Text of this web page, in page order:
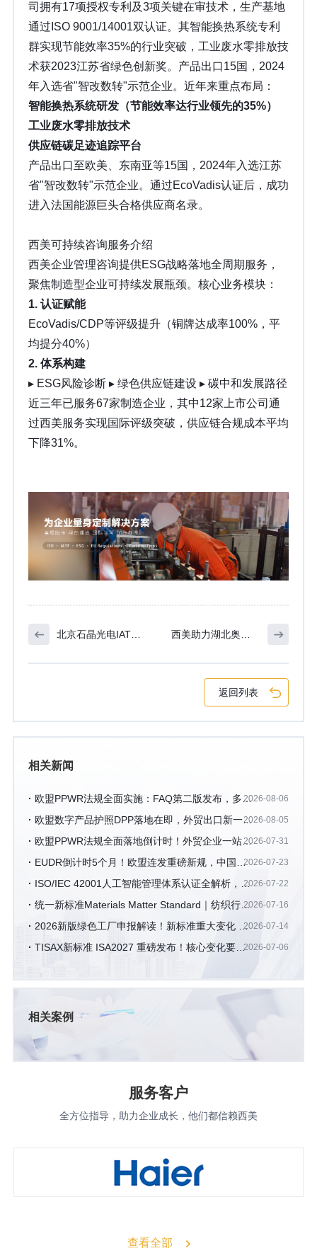
司拥有17项授权专利及3项关键在审技术，生产基地
通过ISO 9001/14001双认证。其智能换热系统专利
群实现节能效率35%的行业突破，工业废水零排放技
术获2023江苏省绿色创新奖。产品出口15国，2024
年入选省"智改数转"示范企业。近年来重点布局：
智能换热系统研发（节能效率达行业领先的35%）
工业废水零排放技术
供应链碳足迹追踪平台
产品出口至欧美、东南亚等15国，2024年入选江苏
省"智改数转"示范企业。通过EcoVadis认证后，成功
进入法国能源巨头合格供应商名录。
西美可持续咨询服务介绍
西美企业管理咨询提供ESG战略落地全周期服务，
聚焦制造型企业可持续发展瓶颈。核心业务模块：
1. 认证赋能
EcoVadis/CDP等评级提升（铜牌达成率100%，平
均提分40%）
2. 体系构建
▸ ESG风险诊断 ▸ 绿色供应链建设 ▸ 碳中和发展路径
近三年已服务67家制造企业，其中12家上市公司通
过西美服务实现国际评级突破，供应链合规成本平均
下降31%。
北京石晶光电IATF
西美助力湖北奥丰
返回列表
相关新闻
欧盟PPWR法规全面实施：FAQ第二版发布，多项
关键问题获官方澄清
2026-08-06
欧盟数字产品护照DPP落地在即，外贸出口新一轮
数字化合规浪潮来袭
2026-08-05
欧盟PPWR法规全面落地倒计时！外贸企业一站式
合规操作指南
2026-07-31
EUDR倒计时5个月！欧盟连发重磅新规，中国企
业合规路线图全解析
2026-07-23
ISO/IEC 42001人工智能管理体系认证全解析，AI
企业出海合规必备资质
2026-07-22
统一新标准Materials Matter Standard｜纺织行业
可持续认证新纪元的开启
2026-07-16
2026新版绿色工厂申报解读！新标准重大变化 +
硬性评审要求拆解
2026-07-14
TISAX新标准 ISA2027 重磅发布！核心变化要点2026-07-06
相关案例
服务客户
全方位指导，助力企业成长，他们都信赖西美
查看全部